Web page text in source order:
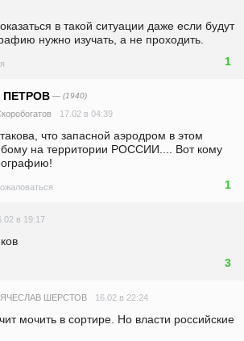
в такой ситуации даже если будут
нужно изучать, а не проходить.
1
ПЕТРОВ — (1940)
17.02 в 04:39
что запасной аэродром в этом
на территории РОССИИ.... Вот кому
1
в 19:17
3
ШЕРСТОВ 16.02 в 22:24
мочить в сортире. Но власти российские